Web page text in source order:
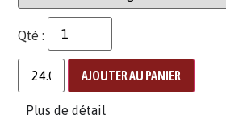
Qté :
AJOUTER AU PANIER
Plus de détail